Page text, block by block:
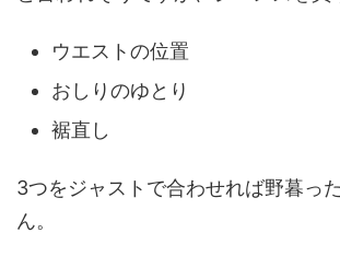
ウエストの位置
おしりのゆとり
裾直し
3つをジャストで合わせれば野暮っ
ん。